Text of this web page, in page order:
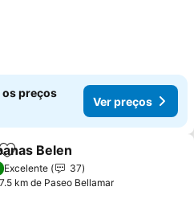
os preços
Ver preços
Adicionar aos favoritos
Belen
Excelente
37
km de Paseo Bellamar